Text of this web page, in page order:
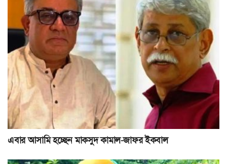
এবার আসামি হচ্ছেন মাকসুদ কামাল-জাফর ইকবাল